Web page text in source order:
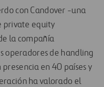
con Candover -una
private equity
la compañía
operadores de handling
en 40 países y
ha valorado el